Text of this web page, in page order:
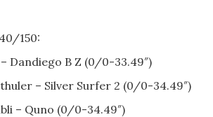
150:
Dandiego B Z (0/0-33.49″)
– Silver Surfer 2 (0/0-34.49″)
– Quno (0/0-34.49″)